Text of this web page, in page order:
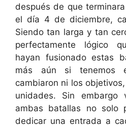
después de que
el día 4 de diciembre,
Siendo tan larga y tan
perfectamente lógico
hayan fusionado estas
más aún si tenemos
cambiaron ni los
unidades. Sin embargo
ambas batallas no solo
dedicar una entrada a